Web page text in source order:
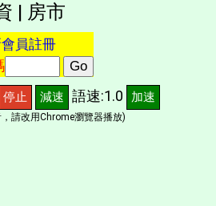
| 房市
員註冊
停止 減速 語速:1.0 加速
請改用Chrome瀏覽器播放)